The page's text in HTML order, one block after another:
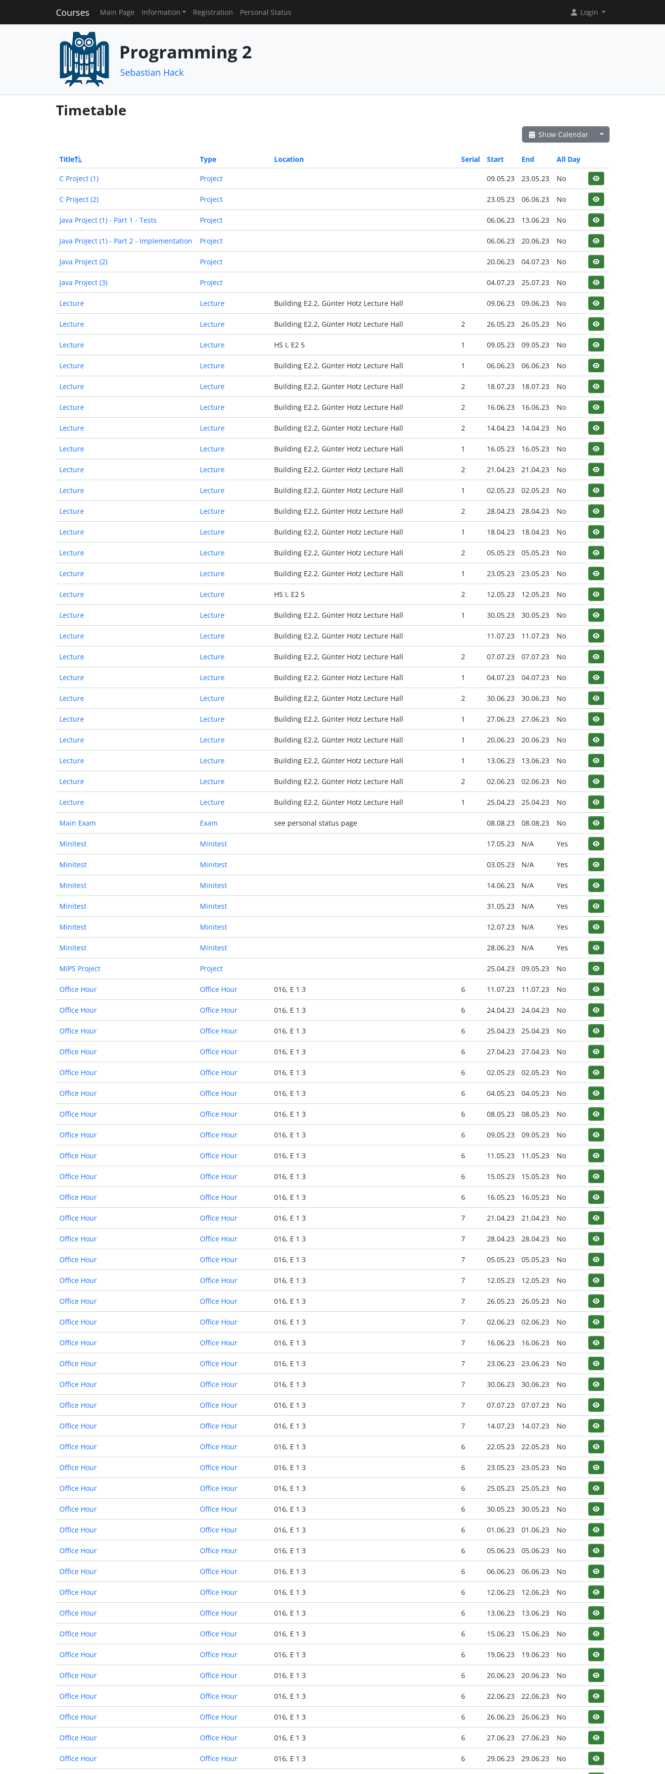
Courses Main Page Information Registration Personal Status Login
Programming 2
Sebastian Hack
Timetable
Show Calendar
Title Type Location Serial Start End All Day
C Project (1) Project 09.05.23 23.05.23 No
C Project (2) Project 23.05.23 06.06.23 No
Java Project (1) - Part 1 - Tests Project 06.06.23 13.06.23 No
Java Project (1) - Part 2 - Implementation Project 06.06.23 20.06.23 No
Java Project (2) Project 20.06.23 04.07.23 No
Java Project (3) Project 04.07.23 25.07.23 No
Lecture Lecture Building E2.2, Günter Hotz Lecture Hall 09.06.23 09.06.23 No
Lecture Lecture Building E2.2, Günter Hotz Lecture Hall 2 26.05.23 26.05.23 No
Lecture Lecture HS I, E2 5 1 09.05.23 09.05.23 No
Lecture Lecture Building E2.2, Günter Hotz Lecture Hall 1 06.06.23 06.06.23 No
Lecture Lecture Building E2.2, Günter Hotz Lecture Hall 2 18.07.23 18.07.23 No
Lecture Lecture Building E2.2, Günter Hotz Lecture Hall 2 16.06.23 16.06.23 No
Lecture Lecture Building E2.2, Günter Hotz Lecture Hall 2 14.04.23 14.04.23 No
Lecture Lecture Building E2.2, Günter Hotz Lecture Hall 1 16.05.23 16.05.23 No
Lecture Lecture Building E2.2, Günter Hotz Lecture Hall 2 21.04.23 21.04.23 No
Lecture Lecture Building E2.2, Günter Hotz Lecture Hall 1 02.05.23 02.05.23 No
Lecture Lecture Building E2.2, Günter Hotz Lecture Hall 2 28.04.23 28.04.23 No
Lecture Lecture Building E2.2, Günter Hotz Lecture Hall 1 18.04.23 18.04.23 No
Lecture Lecture Building E2.2, Günter Hotz Lecture Hall 2 05.05.23 05.05.23 No
Lecture Lecture Building E2.2, Günter Hotz Lecture Hall 1 23.05.23 23.05.23 No
Lecture Lecture HS I, E2 5 2 12.05.23 12.05.23 No
Lecture Lecture Building E2.2, Günter Hotz Lecture Hall 1 30.05.23 30.05.23 No
Lecture Lecture Building E2.2, Günter Hotz Lecture Hall 11.07.23 11.07.23 No
Lecture Lecture Building E2.2, Günter Hotz Lecture Hall 2 07.07.23 07.07.23 No
Lecture Lecture Building E2.2, Günter Hotz Lecture Hall 1 04.07.23 04.07.23 No
Lecture Lecture Building E2.2, Günter Hotz Lecture Hall 2 30.06.23 30.06.23 No
Lecture Lecture Building E2.2, Günter Hotz Lecture Hall 1 27.06.23 27.06.23 No
Lecture Lecture Building E2.2, Günter Hotz Lecture Hall 1 20.06.23 20.06.23 No
Lecture Lecture Building E2.2, Günter Hotz Lecture Hall 1 13.06.23 13.06.23 No
Lecture Lecture Building E2.2, Günter Hotz Lecture Hall 2 02.06.23 02.06.23 No
Lecture Lecture Building E2.2, Günter Hotz Lecture Hall 1 25.04.23 25.04.23 No
Main Exam Exam see personal status page 08.08.23 08.08.23 No
Minitest Minitest 17.05.23 N/A Yes
Minitest Minitest 03.05.23 N/A Yes
Minitest Minitest 14.06.23 N/A Yes
Minitest Minitest 31.05.23 N/A Yes
Minitest Minitest 12.07.23 N/A Yes
Minitest Minitest 28.06.23 N/A Yes
MIPS Project Project 25.04.23 09.05.23 No
Office Hour Office Hour 016, E 1 3 6 11.07.23 11.07.23 No
Office Hour Office Hour 016, E 1 3 6 24.04.23 24.04.23 No
Office Hour Office Hour 016, E 1 3 6 25.04.23 25.04.23 No
Office Hour Office Hour 016, E 1 3 6 27.04.23 27.04.23 No
Office Hour Office Hour 016, E 1 3 6 02.05.23 02.05.23 No
Office Hour Office Hour 016, E 1 3 6 04.05.23 04.05.23 No
Office Hour Office Hour 016, E 1 3 6 08.05.23 08.05.23 No
Office Hour Office Hour 016, E 1 3 6 09.05.23 09.05.23 No
Office Hour Office Hour 016, E 1 3 6 11.05.23 11.05.23 No
Office Hour Office Hour 016, E 1 3 6 15.05.23 15.05.23 No
Office Hour Office Hour 016, E 1 3 6 16.05.23 16.05.23 No
Office Hour Office Hour 016, E 1 3 7 21.04.23 21.04.23 No
Office Hour Office Hour 016, E 1 3 7 28.04.23 28.04.23 No
Office Hour Office Hour 016, E 1 3 7 05.05.23 05.05.23 No
Office Hour Office Hour 016, E 1 3 7 12.05.23 12.05.23 No
Office Hour Office Hour 016, E 1 3 7 26.05.23 26.05.23 No
Office Hour Office Hour 016, E 1 3 7 02.06.23 02.06.23 No
Office Hour Office Hour 016, E 1 3 7 16.06.23 16.06.23 No
Office Hour Office Hour 016, E 1 3 7 23.06.23 23.06.23 No
Office Hour Office Hour 016, E 1 3 7 30.06.23 30.06.23 No
Office Hour Office Hour 016, E 1 3 7 07.07.23 07.07.23 No
Office Hour Office Hour 016, E 1 3 7 14.07.23 14.07.23 No
Office Hour Office Hour 016, E 1 3 6 22.05.23 22.05.23 No
Office Hour Office Hour 016, E 1 3 6 23.05.23 23.05.23 No
Office Hour Office Hour 016, E 1 3 6 25.05.23 25.05.23 No
Office Hour Office Hour 016, E 1 3 6 30.05.23 30.05.23 No
Office Hour Office Hour 016, E 1 3 6 01.06.23 01.06.23 No
Office Hour Office Hour 016, E 1 3 6 05.06.23 05.06.23 No
Office Hour Office Hour 016, E 1 3 6 06.06.23 06.06.23 No
Office Hour Office Hour 016, E 1 3 6 12.06.23 12.06.23 No
Office Hour Office Hour 016, E 1 3 6 13.06.23 13.06.23 No
Office Hour Office Hour 016, E 1 3 6 15.06.23 15.06.23 No
Office Hour Office Hour 016, E 1 3 6 19.06.23 19.06.23 No
Office Hour Office Hour 016, E 1 3 6 20.06.23 20.06.23 No
Office Hour Office Hour 016, E 1 3 6 22.06.23 22.06.23 No
Office Hour Office Hour 016, E 1 3 6 26.06.23 26.06.23 No
Office Hour Office Hour 016, E 1 3 6 27.06.23 27.06.23 No
Office Hour Office Hour 016, E 1 3 6 29.06.23 29.06.23 No